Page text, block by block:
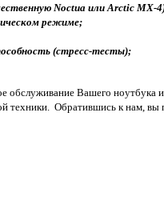
Noctua или Arctic MX-
режиме;
(стресс-тесты);
Вашего
техники. Обратившись к нам,